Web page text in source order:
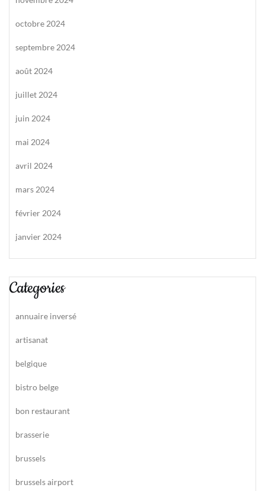
octobre 2024
septembre 2024
août 2024
juillet 2024
juin 2024
mai 2024
avril 2024
mars 2024
février 2024
janvier 2024
Categories
annuaire inversé
artisanat
belgique
bistro belge
bon restaurant
brasserie
brussels
brussels airport